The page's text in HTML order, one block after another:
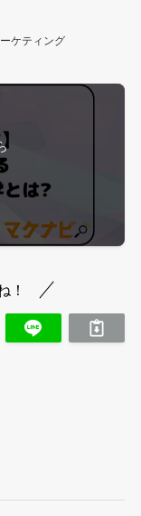
ケティング
！